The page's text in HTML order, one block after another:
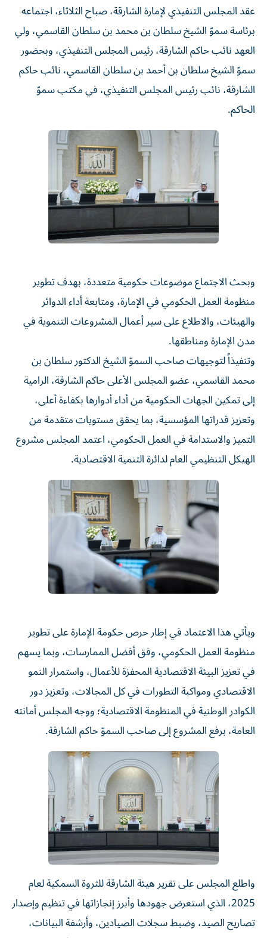
عقد المجلس التنفيذي لإمارة الشارقة، صباح الثلاثاء، اجتماعه
برئاسة سموّ الشيخ سلطان بن محمد بن سلطان القاسمي، ولي
العهد نائب حاكم الشارقة، رئيس المجلس التنفيذي، وبحضور
سموّ الشيخ سلطان بن أحمد بن سلطان القاسمي، نائب حاكم
الشارقة، نائب رئيس المجلس التنفيذي، في مكتب سموّ
الحاكم.
وبحث الاجتماع موضوعات حكومية متعددة، بهدف تطوير
منظومة العمل الحكومي في الإمارة، ومتابعة أداء الدوائر
والهيئات، والاطلاع على سير أعمال المشروعات التنموية في
مدن الإمارة ومناطقها.
وتنفيذاً لتوجيهات صاحب السموّ الشيخ الدكتور سلطان بن
محمد القاسمي، عضو المجلس الأعلى حاكم الشارقة، الرامية
إلى تمكين الجهات الحكومية من أداء أدوارها بكفاءة أعلى،
وتعزيز قدراتها المؤسسية، بما يحقق مستويات متقدمة من
التميز والاستدامة في العمل الحكومي، اعتمد المجلس مشروع
الهيكل التنظيمي العام لدائرة التنمية الاقتصادية.
ويأتي هذا الاعتماد في إطار حرص حكومة الإمارة على تطوير
منظومة العمل الحكومي، وفق أفضل الممارسات، وبما يسهم
في تعزيز البيئة الاقتصادية المحفزة للأعمال، واستمرار النمو
الاقتصادي ومواكبة التطورات في كل المجالات، وتعزيز دور
الكوادر الوطنية في المنظومة الاقتصادية؛ ووجه المجلس أمانته
العامة، برفع المشروع إلى صاحب السموّ حاكم الشارقة.
واطلع المجلس على تقرير هيئة الشارقة للثروة السمكية لعام
2025، الذي استعرض جهودها وأبرز إنجازاتها في تنظيم وإصدار
تصاريح الصيد، وضبط سجلات الصيادين، وأرشفة البيانات،